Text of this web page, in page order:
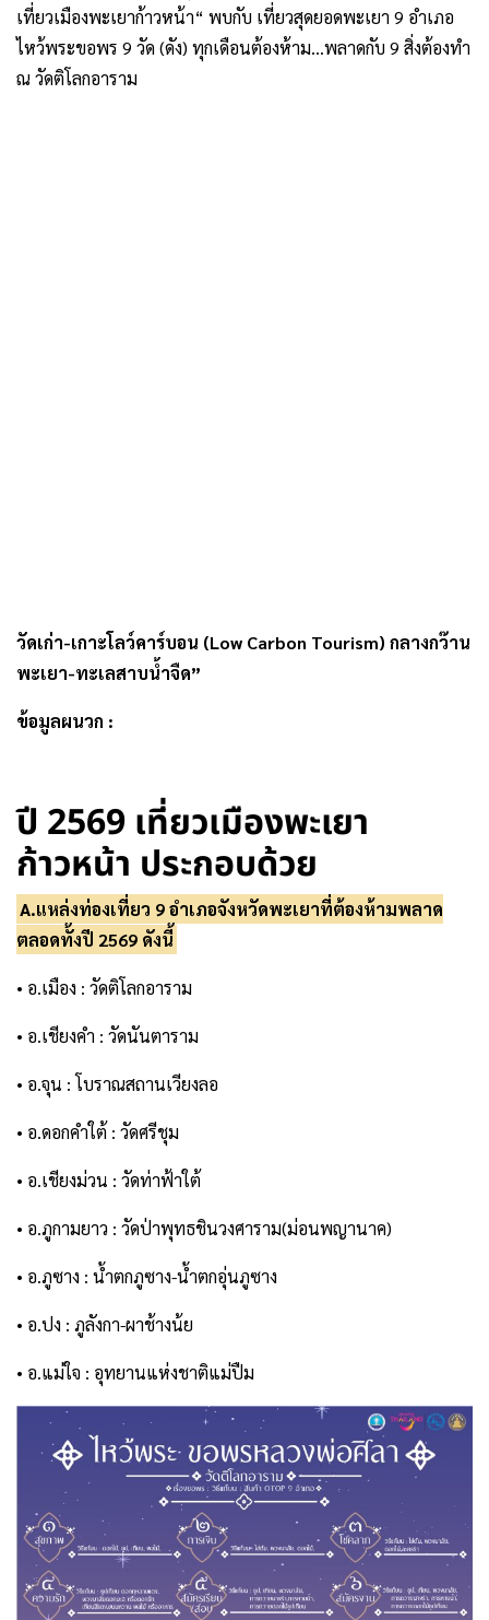
เที่ยวเมืองพะเยาก้าวหน้า“ พบกับ เที่ยวสุดยอดพะเยา 9 อำเภอ
ไหว้พระขอพร 9 วัด (ดัง) ทุกเดือนต้องห้าม…พลาดกับ 9 สิ่งต้องทำ
ณ วัดติโลกอาราม
วัดเก่า-เกาะโลว์คาร์บอน (Low Carbon Tourism) กลางกว๊าน
พะเยา-ทะเลสาบน้ำจืด”
ข้อมูลผนวก :
ปี 2569 เที่ยวเมืองพะเยา
ก้าวหน้า ประกอบด้วย
A.แหล่งท่องเที่ยว 9 อำเภอจังหวัดพะเยาที่ต้องห้ามพลาด
ตลอดทั้งปี 2569 ดังนี้
• อ.เมือง : วัดติโลกอาราม
• อ.เชียงคำ : วัดนันตาราม
• อ.จุน : โบราณสถานเวียงลอ
• อ.ดอกคำใต้ : วัดศรีชุม
• อ.เชียงม่วน : วัดท่าฟ้าใต้
• อ.ภูกามยาว : วัดป่าพุทธชินวงศาราม(ม่อนพญานาค)
• อ.ภูซาง : น้ำตกภูซาง-น้ำตกอุ่นภูซาง
• อ.ปง : ภูลังกา-ผาช้างน้ย
• อ.แม่ใจ : อุทยานแห่งชาติแม่ปืม